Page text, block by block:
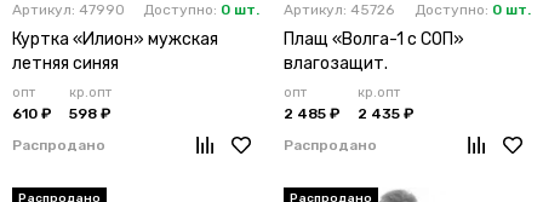
Артикул: 47990 Доступно: 0 шт.
Куртка «Илион» мужская
летняя синяя
опт
610 ₽
кр.опт
598 ₽
Распродано
Артикул: 45726 Доступно: 0 шт.
Плащ «Волга-1 с СОП»
влагозащит.
опт
2 485 ₽
кр.опт
2 435 ₽
Распродано